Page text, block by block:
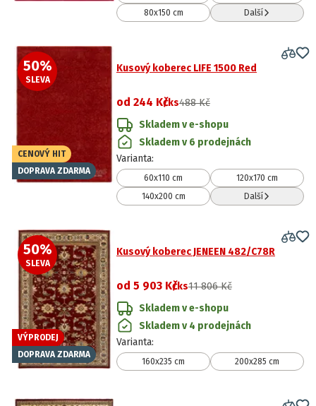
80x150 cm
Další
50%
SLEVA
CENOVÝ HIT
DOPRAVA ZDARMA
Kusový koberec LIFE 1500 Red
od 244 Kč/ks488 Kč
Skladem v e-shopu
Skladem v 6 prodejnách
Varianta:
60x110 cm
120x170 cm
140x200 cm
Další
50%
SLEVA
VÝPRODEJ
DOPRAVA ZDARMA
Kusový koberec JENEEN 482/C78R
od 5 903 Kč/ks11 806 Kč
Skladem v e-shopu
Skladem v 4 prodejnách
Varianta:
160x235 cm 200x285 cm